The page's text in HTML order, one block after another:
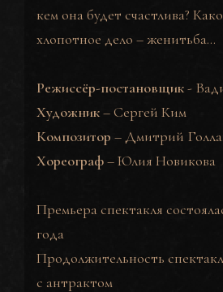
кем она будет счастлива?
хлопотное дело – женитьба…
Режиссёр-постановщик-
Художник–Сергей Ким
Композитор – Дмитрий
Хореограф–Юлия Новикова
Премьера спектакля
года
Продолжительность
с антрактом